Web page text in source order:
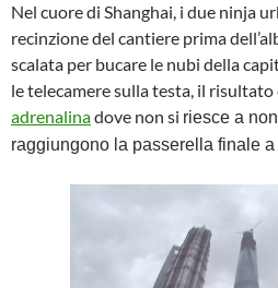
Nel cuore di Shanghai, i due ninja
recinzione del cantiere prima
scalata per bucare le nubi della
le telecamere sulla testa, il risultato
adrenalinadove non si riesce a
raggiungono la passerella finale